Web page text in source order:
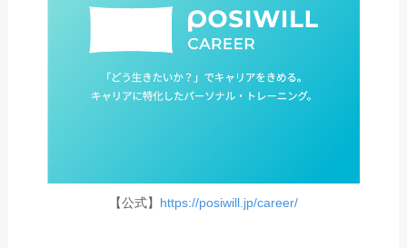
【公式】 https://posiwill.jp/career/